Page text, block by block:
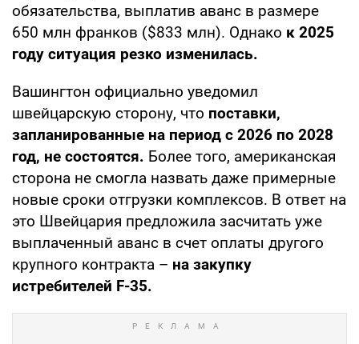
обязательства, выплатив аванс в размере
650 млн франков ($833 млн). Однако к 2025
году ситуация резко изменилась.
Вашингтон официально уведомил
швейцарскую сторону, что поставки,
запланированные на период с 2026 по 2028
год, не состоятся. Более того, американская
сторона не смогла назвать даже примерные
новые сроки отгрузки комплексов. В ответ на
это Швейцария предложила засчитать уже
выплаченный аванс в счет оплаты другого
крупного контракта – на закупку
истребителей F-35.